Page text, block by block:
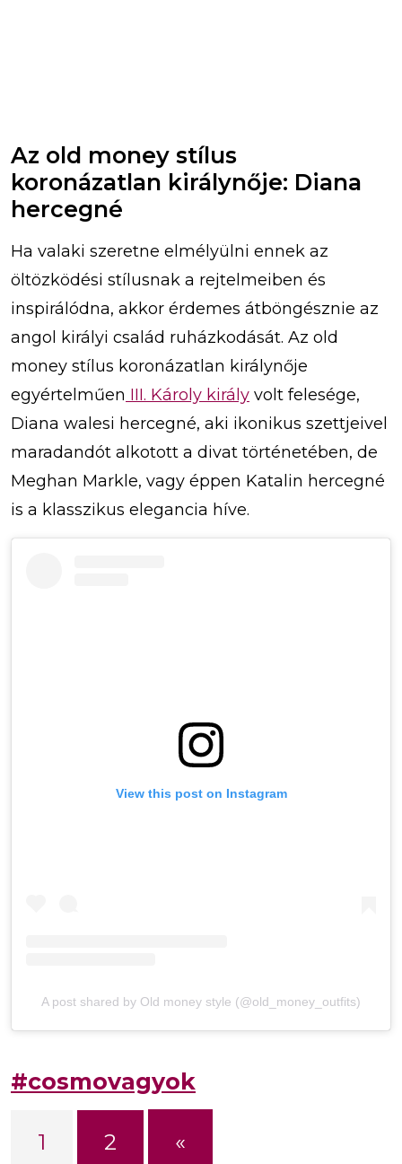
Az old money stílus
koronázatlan királynője: Diana
hercegné
Ha valaki szeretne elmélyülni ennek az
öltözködési stílusnak a rejtelmeiben és
inspirálódna, akkor érdemes átböngésznie az
angol királyi család ruházkodását. Az old
money stílus koronázatlan királynője
egyértelműen III. Károly király volt felesége,
Diana walesi hercegné, aki ikonikus szettjeivel
maradandót alkotott a divat történetében, de
Meghan Markle, vagy éppen Katalin hercegné
is a klasszikus elegancia híve.
View this post on Instagram
A post shared by Old money style (@old_money_outfits)
#cosmovagyok
1 2 «